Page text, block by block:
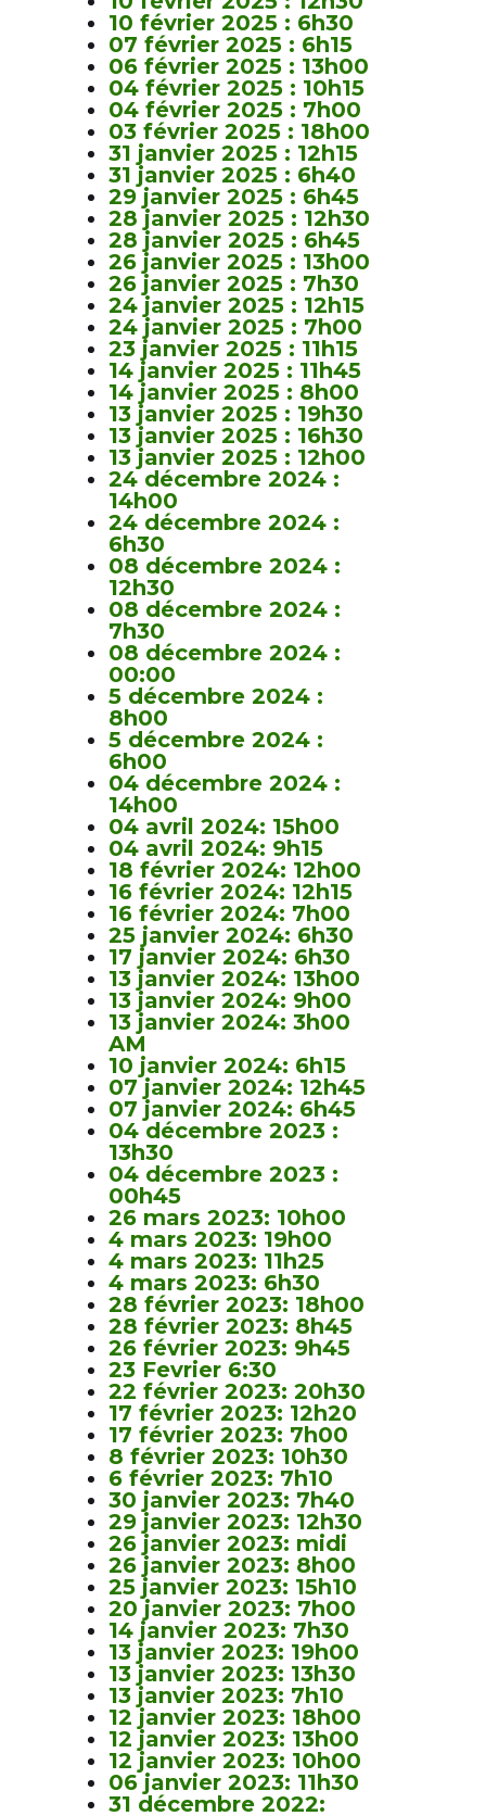
10 février 2025 : 6h30
07 février 2025 : 6h15
06 février 2025 : 13h00
04 février 2025 : 10h15
04 février 2025 : 7h00
03 février 2025 : 18h00
31 janvier 2025 : 12h15
31 janvier 2025 : 6h40
29 janvier 2025 : 6h45
28 janvier 2025 : 12h30
28 janvier 2025 : 6h45
26 janvier 2025 : 13h00
26 janvier 2025 : 7h30
24 janvier 2025 : 12h15
24 janvier 2025 : 7h00
23 janvier 2025 : 11h15
14 janvier 2025 : 11h45
14 janvier 2025 : 8h00
13 janvier 2025 : 19h30
13 janvier 2025 : 16h30
13 janvier 2025 : 12h00
24 décembre 2024 :
14h00
24 décembre 2024 :
6h30
08 décembre 2024 :
12h30
08 décembre 2024 :
7h30
08 décembre 2024 :
00:00
5 décembre 2024 :
8h00
5 décembre 2024 :
6h00
04 décembre 2024 :
14h00
04 avril 2024: 15h00
04 avril 2024: 9h15
18 février 2024: 12h00
16 février 2024: 12h15
16 février 2024: 7h00
25 janvier 2024: 6h30
17 janvier 2024: 6h30
13 janvier 2024: 13h00
13 janvier 2024: 9h00
13 janvier 2024: 3h00
AM
10 janvier 2024: 6h15
07 janvier 2024: 12h45
07 janvier 2024: 6h45
04 décembre 2023 :
13h30
04 décembre 2023 :
00h45
26 mars 2023: 10h00
4 mars 2023: 19h00
4 mars 2023: 11h25
4 mars 2023: 6h30
28 février 2023: 18h00
28 février 2023: 8h45
26 février 2023: 9h45
23 Fevrier 6:30
22 février 2023: 20h30
17 février 2023: 12h20
17 février 2023: 7h00
8 février 2023: 10h30
6 février 2023: 7h10
30 janvier 2023: 7h40
29 janvier 2023: 12h30
26 janvier 2023: midi
26 janvier 2023: 8h00
25 janvier 2023: 15h10
20 janvier 2023: 7h00
14 janvier 2023: 7h30
13 janvier 2023: 19h00
13 janvier 2023: 13h30
13 janvier 2023: 7h10
12 janvier 2023: 18h00
12 janvier 2023: 13h00
12 janvier 2023: 10h00
06 janvier 2023: 11h30
31 décembre 2022: